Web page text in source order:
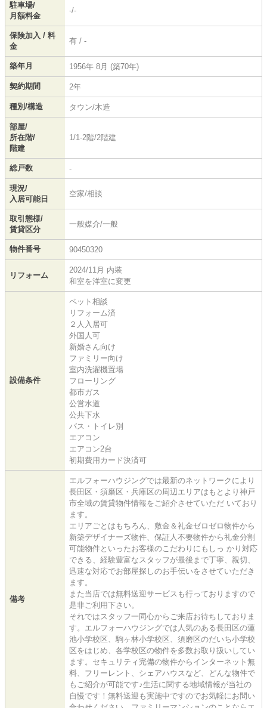
駐車場/
月額料金
-/-
保険加入 / 料
金
有 / -
築年月 1956年 8月 (築70年)
契約期間 2年
種別/構造 タウン/木造
部屋/
所在階/
階建
1/1-2階/2階建
総戸数 -
現況/
入居可能日
空家/相談
取引態様/
賃貸区分
一般媒介/一般
物件番号 90450320
リフォーム
2024/11月 内装
和室を洋室に変更
設備条件
ペット相談
リフォーム済
２人入居可
外国人可
新婚さん向け
ファミリー向け
室内洗濯機置場
フローリング
都市ガス
公営水道
公共下水
バス・トイレ別
エアコン
エアコン2台
初期費用カード決済可
備考
エルフォーハウジングでは最新のネットワークにより
長田区・須磨区・兵庫区の周辺エリアはもとより神戸
市全域の賃貸物件情報をご紹介させていただ いており
ます。
エリアごとはもちろん、敷金＆礼金ゼロゼロ物件から
新築デザイナーズ物件、保証人不要物件から礼金分割
可能物件といったお客様のこだわりにもしっ かり対応
できる、経験豊富なスタッフが最後まで丁寧、親切、
迅速な対応でお部屋探しのお手伝いをさせていただき
ます。
また当店では無料送迎サービスも行っておりますので
是非ご利用下さい。
それではスタッフ一同心からご来店お待ちしておりま
す。エルフォーハウジングでは人気のある長田区の蓮
池小学校区、駒ヶ林小学校区、須磨区のだいち小学校
区をはじめ、各学校区の物件を多数お取り扱いしてい
ます。セキュリティ完備の物件からインターネット無
料、フリーレント、シェアハウスなど、どんな物件で
もご紹介が可能です♪生活に関する地域情報が当社の
自慢です！無料送迎も実施中ですのでお気軽にお問い